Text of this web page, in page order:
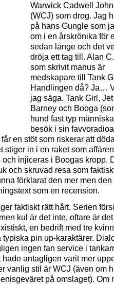
Warwick Cadwell
(WCJ) som drog. Jag
på hans Gungle som
om i en årskrönika för
sedan länge och det
dröja ett tag till. Alan
som skrivit manus är
medskapare till Tank
Handlingen då? Ja…
jag säga. Tank Girl,
Barney och Booga
hund fast typ
besök i sin
en stöt som riskerar att
stiger in i en raket som
injiceras i Boogas kropp.
och skruvad resa som
förklarat den mer men den
som en recension.
faktiskt rätt hårt. Serien
kul är det inte, oftare är
en bedrift med tre
typiska pin up-karaktärer.
ingen fan service i
antagligen varit mer
vanlig stil är WCJ (även om
på omslaget). Om